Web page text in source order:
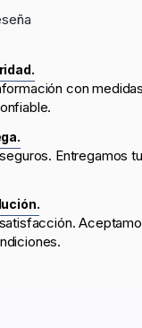
con
Entregamos